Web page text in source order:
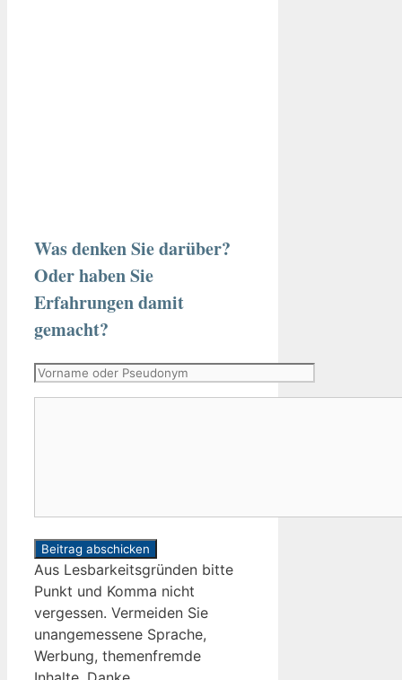
Was denken Sie darüber?
Oder haben Sie
Erfahrungen damit
gemacht?
Vorname
Aus Lesbarkeitsgründen bitte
Punkt und Komma nicht
vergessen. Vermeiden Sie
unangemessene Sprache,
Werbung, themenfremde